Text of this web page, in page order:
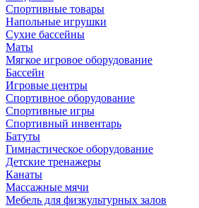
Спортивные товары
Напольные игрушки
Сухие бассейны
Маты
Мягкое игровое оборудование
Бассейн
Игровые центры
Спортивное оборудование
Спортивные игры
Спортивный инвентарь
Батуты
Гимнастическое оборудование
Детские тренажеры
Канаты
Массажные мячи
Мебель для физкультурных залов